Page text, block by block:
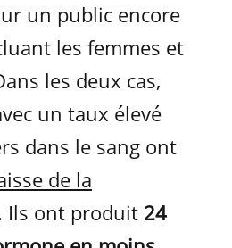
un public encore
les femmes et
les deux cas,
un taux élevé
dans le sang ont
de la
Ils ont produit 24